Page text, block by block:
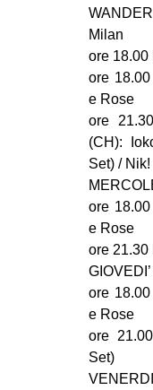
Milan
ore 18.00
ore
e Rose
ore
(CH):
Set) /
ore
e Rose
ore 21.30
ore
e Rose
ore
Set)